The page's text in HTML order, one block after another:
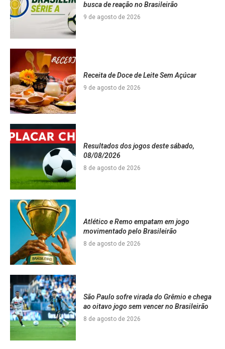
busca de reação no Brasileirão
9 de agosto de 2026
Receita de Doce de Leite Sem Açúcar
9 de agosto de 2026
Resultados dos jogos deste sábado,
08/08/2026
8 de agosto de 2026
Atlético e Remo empatam em jogo
movimentado pelo Brasileirão
8 de agosto de 2026
São Paulo sofre virada do Grêmio e chega
ao oitavo jogo sem vencer no Brasileirão
8 de agosto de 2026